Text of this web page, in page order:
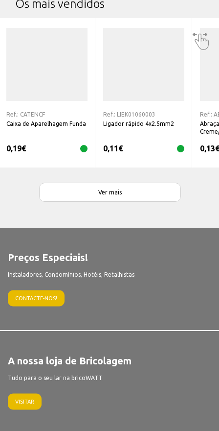
Os mais vendidos
Ref.: CATENCF
Caixa de Aparelhagem Funda
0,19€
Ref.:
LIEK01060003
Ligador rápido 4x2.5mm2
0,11€
Ref.:
0,13€
Ver mais
Preços Especiais!
Instaladores, Condomínios, Hotéis, Retalhistas
CONTACTE-NOS!
A nossa loja de Bricolagem
Tudo para o seu lar na bricoWATT
VISITAR